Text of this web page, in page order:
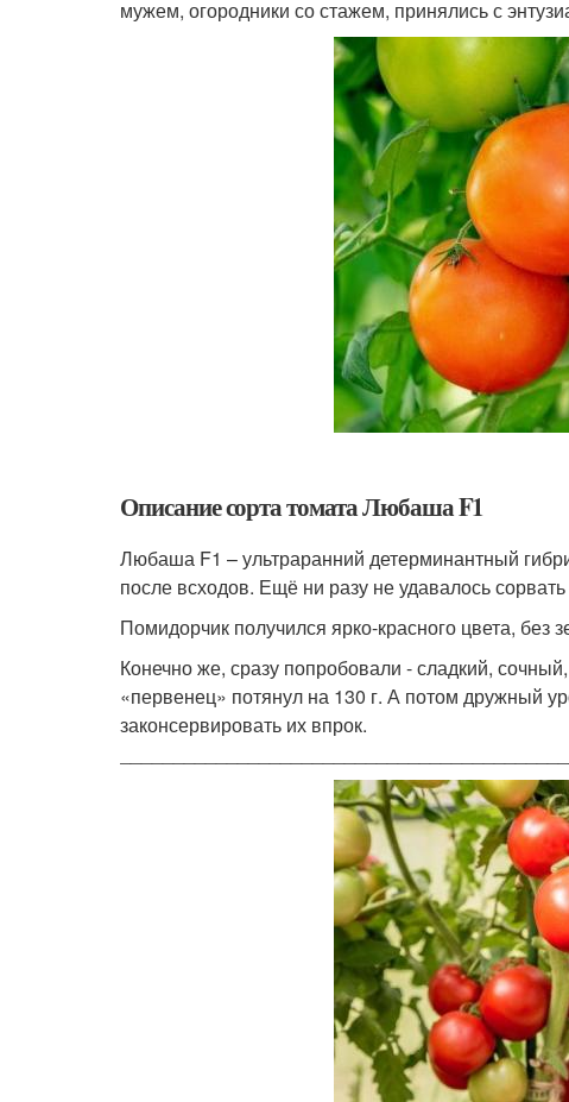
мужем, огородники со стажем, принялись с
Описание сорта томата Любаша F1
Любаша F1 – ультраранний детерминантный
после всходов. Ещё ни разу не удавалось
Помидорчик получился ярко-красного цвета,
Конечно же, сразу попробовали - сладкий,
«первенец» потянул на 130 г. А потом дружный
законсервировать их впрок.